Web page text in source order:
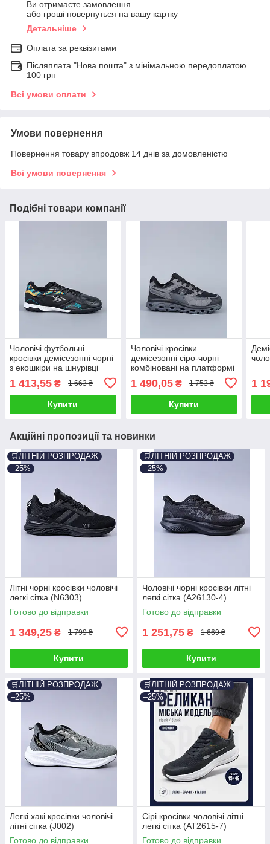
Ви отримаєте замовлення
або гроші повернуться на вашу картку
Детальніше
Оплата за реквізитами
Післяплата "Нова пошта" з мінімальною передоплатою
100 грн
Всі умови оплати
Умови повернення
Повернення товару впродовж 14 днів за домовленістю
Всі умови повернення
Подібні товари компанії
Чоловічі футбольні
кросівки демісезонні чорні
з екошкіри на шнурівці
1 413,55 ₴ 1 663 ₴
Купити
Чоловічі кросівки
демісезонні сіро-чорні
комбіновані на платформі
1 490,05₴ 1 753 ₴
Купити
1
Акційні пропозиції та новинки
🛒ЛІТНІЙ РОЗПРОДАЖ
–25%
Літні чорні кросівки чоловічі
легкі сітка (N6303)
Готово до відправки
1 349,25 ₴ 1 799 ₴
Купити
🛒ЛІТНІЙ РОЗПРОДАЖ
–25%
Чоловічі чорні кросівки літні
легкі сітка (A26130-4)
Готово до відправки
1 251,75 ₴ 1 669 ₴
Купити
🛒ЛІТНІЙ РОЗПРОДАЖ
–25%
Легкі хакі кросівки чоловічі
літні сітка (J002)
Готово до відправки
🛒ЛІТНІЙ РОЗПРОДАЖ
–25%
Сірі кросівки чоловічі літні
легкі сітка (AT2615-7)
Готово до відправки